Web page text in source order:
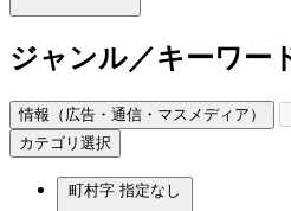
ジャンル／キーワー
情報（広告・通信・マスメディア）
カテゴリ選択
町村字 指定なし